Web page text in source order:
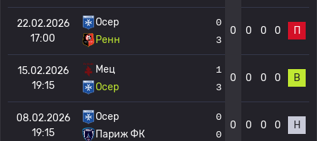
22.02.2026
17:00
Осер
Ренн
0
3
0 0 0 0 П
15.02.2026
19:15
Мец
Осер
1
3
0 0 0 0 В
08.02.2026
19:15
Осер
Париж ФК
0
0
0 0 0 0 Н